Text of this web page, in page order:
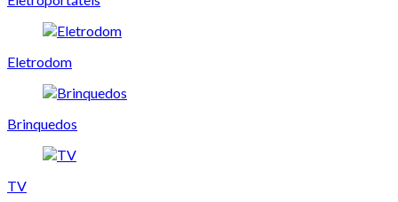
Eletrodom
Brinquedos
TV